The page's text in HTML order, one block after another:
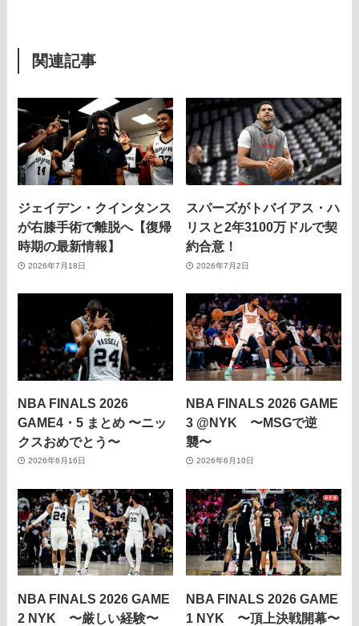
関連記事
ジェイデン・クインタンス
が右膝手術で離脱へ【復帰
時期の最新情報】
2026年7月18日
スパーズがトバイアス・ハ
リスと2年3100万ドルで契
約合意！
2026年7月2日
NBA FINALS 2026
GAME4・5 まとめ 〜ニッ
クスおめでとう〜
2026年6月16日
NBA FINALS 2026 GAME
3 @NYK 〜MSGで逆
襲〜
2026年6月10日
NBA FINALS 2026 GAME
2 NYK 〜厳しい経験〜
NBA FINALS 2026 GAME
1 NYK 〜頂上決戦開幕〜